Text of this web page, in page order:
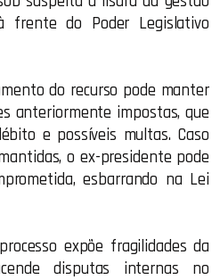
frente do Poder Legislativo
do recurso pode manter
anteriormente impostas, que
e possíveis multas. Caso
o ex-presidente pode
esbarrando na Lei
expõe fragilidades da
disputas internas no